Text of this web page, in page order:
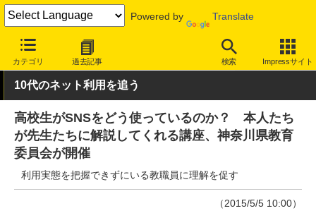
Powered by Translate
カテゴリ 過去記事 検索 Impressサイト
INTERNET Watch トピック 教育
10代のネット利用を追う
高校生がSNSをどう使っているのか？ 本人たち
が先生たちに解説してくれる講座、神奈川県教育
委員会が開催
利用実態を把握できずにいる教職員に理解を促す
（2015/5/5 10:00）